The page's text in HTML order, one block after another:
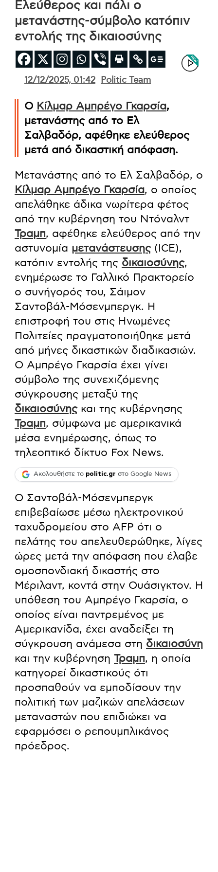
Ελεύθερος και πάλι ο
μετανάστης-σύμβολο κατόπιν
εντολής της δικαιοσύνης
12/12/2025, 01:42 Politic Team
Ο Κίλμαρ Αμπρέγο Γκαρσία,
μετανάστης από το Ελ
Σαλβαδόρ, αφέθηκε ελεύθερος
μετά από δικαστική απόφαση.
Μετανάστης από το Ελ Σαλβαδόρ, ο
Κίλμαρ Αμπρέγο Γκαρσία, ο οποίος
απελάθηκε άδικα νωρίτερα φέτος
από την κυβέρνηση του Ντόναλντ
Τραμπ, αφέθηκε ελεύθερος από την
αστυνομία μετανάστευσης(ICE),
κατόπιν εντολής της δικαιοσύνης,
ενημέρωσε το Γαλλικό Πρακτορείο
ο συνήγορός του, Σάιμον
Σαντοβάλ-Μόσενμπεργκ. Η
επιστροφή του στις Ηνωμένες
Πολιτείες πραγματοποιήθηκε μετά
από μήνες δικαστικών διαδικασιών.
Ο Αμπρέγο Γκαρσία έχει γίνει
σύμβολο της συνεχιζόμενης
σύγκρουσης μεταξύ της
δικαιοσύνηςκαι της κυβέρνησης
Τραμπ, σύμφωνα με αμερικανικά
μέσα ενημέρωσης, όπως το
τηλεοπτικό δίκτυο Fox News.
Ακολουθήστε το politic.gr στο Google News
Ο Σαντοβάλ-Μόσενμπεργκ
επιβεβαίωσε μέσω ηλεκτρονικού
ταχυδρομείου στο AFP ότι ο
πελάτης του απελευθερώθηκε, λίγες
ώρες μετά την απόφαση που έλαβε
ομοσπονδιακή δικαστής στο
Μέριλαντ, κοντά στην Ουάσιγκτον. Η
υπόθεση του Αμπρέγο Γκαρσία, ο
οποίος είναι παντρεμένος με
Αμερικανίδα, έχει αναδείξει τη
σύγκρουση ανάμεσα στη δικαιοσύνη
και την κυβέρνηση Τραμπ, η οποία
κατηγορεί δικαστικούς ότι
προσπαθούν να εμποδίσουν την
πολιτική των μαζικών απελάσεων
μεταναστών που επιδιώκει να
εφαρμόσει ο ρεπουμπλικάνος
πρόεδρος.